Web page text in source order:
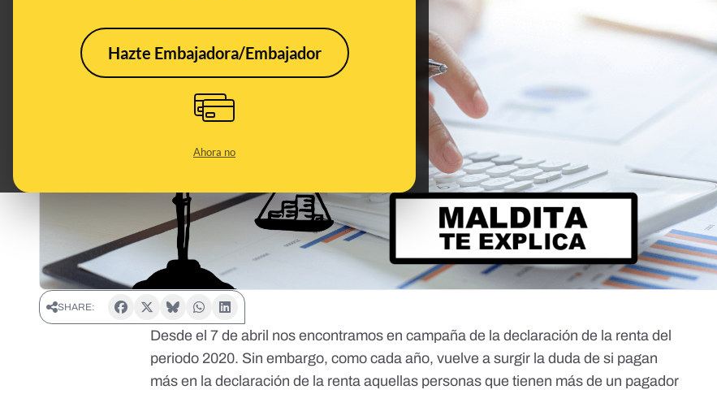
Hazte Embajadora/Embajador
Ahora no
SHARE:
Desde el 7 de abril nos encontramos encampaña de la declaración de la renta del
periodo 2020. Sin embargo, como cada año, vuelve a surgir la duda de si pagan
más en la declaración de la renta aquellas personas que tienen más de un pagador